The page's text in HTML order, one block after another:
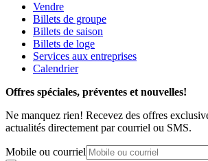
Vendre
Billets de groupe
Billets de saison
Billets de loge
Services aux entreprises
Calendrier
Offres spéciales, préventes et nouvelles!
Ne manquez rien! Recevez des offres
actualités directement par courriel ou SMS.
Mobile ou courriel